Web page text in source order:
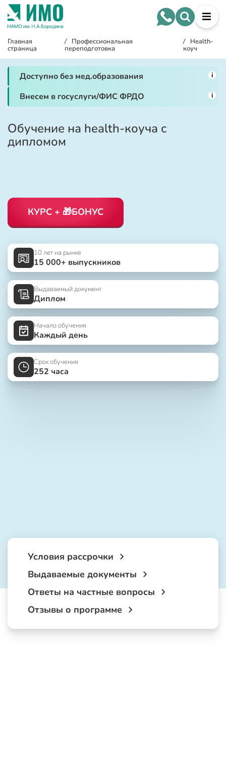
Главная
страница
/ Профессиональная
переподготовка
/ Health-
коуч
Доступно без мед.образования i
Внесем в госуслуги/ФИС ФРДО i
Обучение на health-коуча с
дипломом
КУРС + 🎁БОНУС
10 лет на рынке
15 000+ выпускников
Выдаваемый документ
Диплом
Начало обучения
Каждый день
Срок обучения
252 часа
Условия рассрочки
Выдаваемые документы
Ответы на частные вопросы
Отзывы о программе